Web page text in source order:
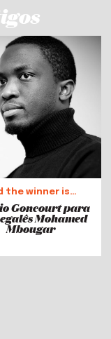
the winner is…
Goncourt para
Mohamed
Mbougar